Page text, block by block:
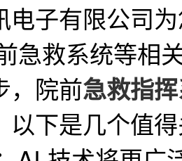
电子有限公司
急救系统等相
，院前急救指
以下是几个值